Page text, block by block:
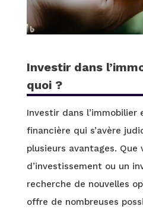
Investir dans
quoi ?
Investir dans
financière qui s’avère
plusieurs avantages.
d’investissement ou un
recherche de nouvelles
offre de nombreuses